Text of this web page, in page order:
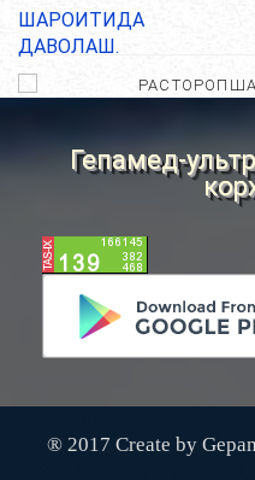
НОСТАНДАРТ
АВГ 22,
ХОМИЛА
Гепамед-
® 2017 Create by